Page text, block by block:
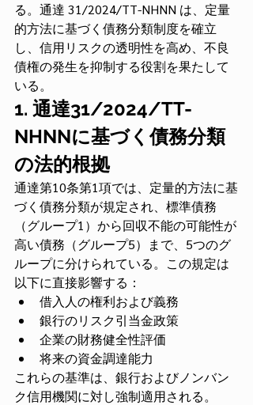
る。通達 31/2024/TT-NHNN は、定量
的方法に基づく債務分類制度を確立
し、信用リスクの透明性を高め、不良
債権の発生を抑制する役割を果たして
いる。
1. 通達31/2024/TT-
NHNNに基づく債務分類
の法的根拠
通達第10条第1項では、定量的方法に基
づく債務分類が規定され、標準債務
（グループ1）から回収不能の可能性が
高い債務（グループ5）まで、5つのグ
ループに分けられている。この規定は
以下に直接影響する：
借入人の権利および義務
銀行のリスク引当金政策
企業の財務健全性評価
将来の資金調達能力
これらの基準は、銀行およびノンバン
ク信用機関に対し強制適用される。